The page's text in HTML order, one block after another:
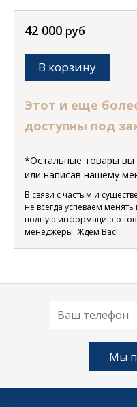
42 000 руб
В корзину
Этот и еще
доступны под
*Остальные товары вы
или написав нашему
В связи с частым и
не всегда успеваем
полную информацию о
менеджеры. Ждём Вас!